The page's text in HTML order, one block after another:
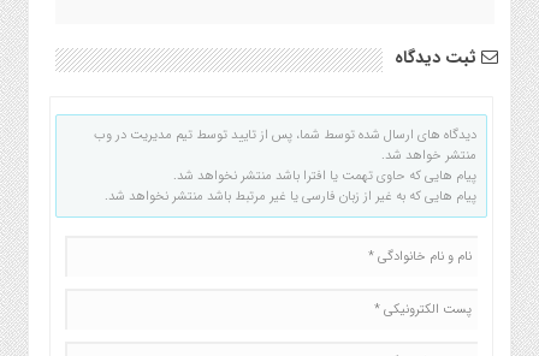
ثبت دیدگاه
دیدگاه های ارسال شده توسط شما، پس از تایید توسط تیم مدیریت در وب
منتشر خواهد شد.
پیام هایی که حاوی تهمت یا افترا باشد منتشر نخواهد شد.
پیام هایی که به غیر از زبان فارسی یا غیر مرتبط باشد منتشر نخواهد شد.